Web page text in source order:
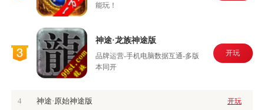
能玩！
神途·龙族神途版
品牌运营-手机电脑数据互通-多版
本同开
开玩
4 神途·原始神途版 开玩